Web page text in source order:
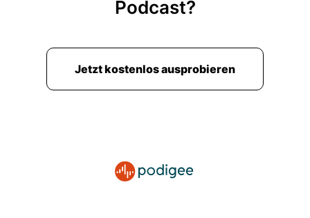
Podcast?
Jetzt kostenlos ausprobieren